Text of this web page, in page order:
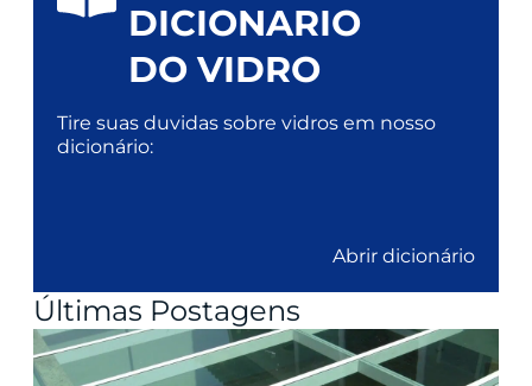
DICIONARIO
DO VIDRO
Tire suas duvidas sobre vidros em nosso
dicionário:
Abrir dicionário
Últimas Postagens